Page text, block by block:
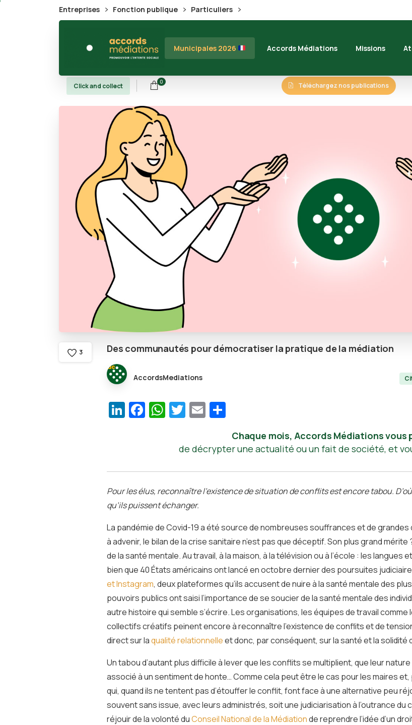
Entreprises Fonction publique Particuliers
Municipales 2026 Accords Médiations Missions
Click and collect 0 Téléchargez nos publications
3 Des communautés pourdémocratiser la pratique de la médiation
AccordsMediations
LinkedIn
Facebook
WhatsApp
Twitter
Email
Chaque mois, Accords Médiations vous
de décrypter une actualité ou un fait de société, et
Pour les élus, reconnaître l’existence de situation de conflits est encore tabou.
qu’ils puissent échanger.
La pandémie de Covid-19 a été source de nombreuses souffrances et de grandes
à advenir, le bilan de la crise sanitaire n’est pas que déceptif. Son plus grand
de la santé mentale. Au travail, à la maison, à la télévision ou à l’école : les
bien que 40 États américains ont lancé en octobre dernier des poursuites
et Instagram, deux plateformes qu’ils accusent de nuire à la santé mentale des
pouvoirs publics ont saisi l’importance de se soucier de la santé mentale des
autre histoire qui semble s’écrire. Les organisations, les équipes de travail
collectifs créatifs peinent encore à reconnaître l’existence de conflits et de
direct sur laqualité relationnelleet donc, par conséquent, sur la santé et la solidité
Un tabou d’autant plus difficile à lever que les conflits se multiplient, que leur
associé à un sentiment de honte… Comme cela peut être le cas pour les maires
qui, quand ils ne tentent pas d’étouffer le conflit, font face à une alternative peu
souvent sans issue, avec leurs administrés, soit une judiciarisation à l’outrance du
réjouir de la volonté duConseil National de la Médiationde reprendre l’idée d’un